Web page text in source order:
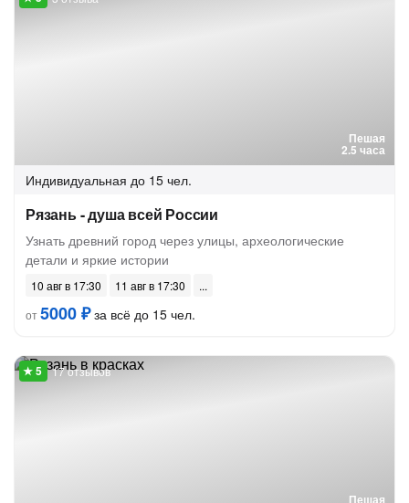
Пешая
2.5 часа
Индивидуальная до 15 чел.
Рязань - душа всей России
Узнать древний город через улицы, археологические
детали и яркие истории
10 авг в 17:30
11 авг в 17:30
от5000 ₽за всё до 15 чел.
Пешая
17 отзывов